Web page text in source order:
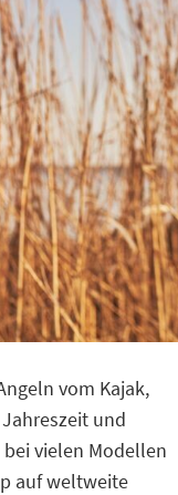
vom Kajak,
und
vielen Modellen
auf weltweite